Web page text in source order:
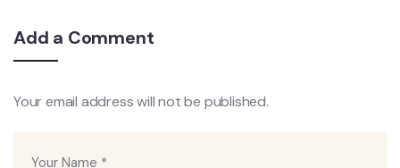
Add a Comment
Your email address will not be published.